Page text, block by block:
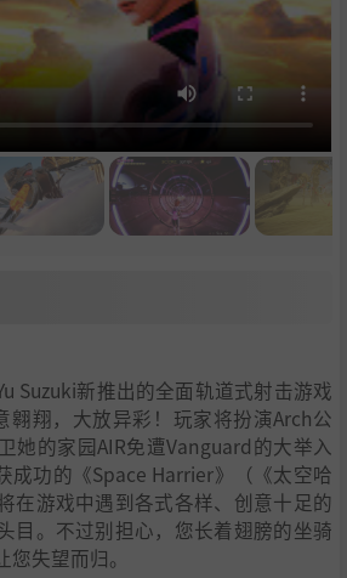
Suzuki新推出的全面轨道式射击游戏
翱翔，大放异彩！玩家将扮演Arch公
她的家园AIR免遭Vanguard的大举入
成功的《Space Harrier》（《太空哈
在游戏中遇到各式各样、创意十足的
目。不过别担心，您长着翅膀的坐骑
失望而归。